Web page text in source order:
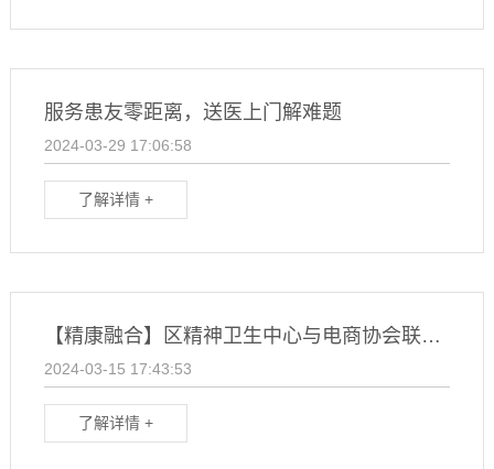
服务患友零距离，送医上门解难题
2024-03-29 17:06:58
了解详情 +
【精康融合】区精神卫生中心与电商协会联合开展电商技能培训
2024-03-15 17:43:53
了解详情 +